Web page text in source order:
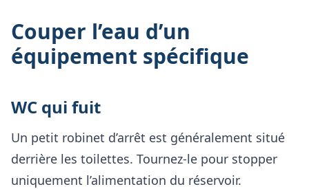
Couper l’eau d’un
équipement spécifique
WC qui fuit
Un petit robinet d’arrêt est généralement situé
derrière les toilettes. Tournez-le pour stopper
uniquement l’alimentation du réservoir.